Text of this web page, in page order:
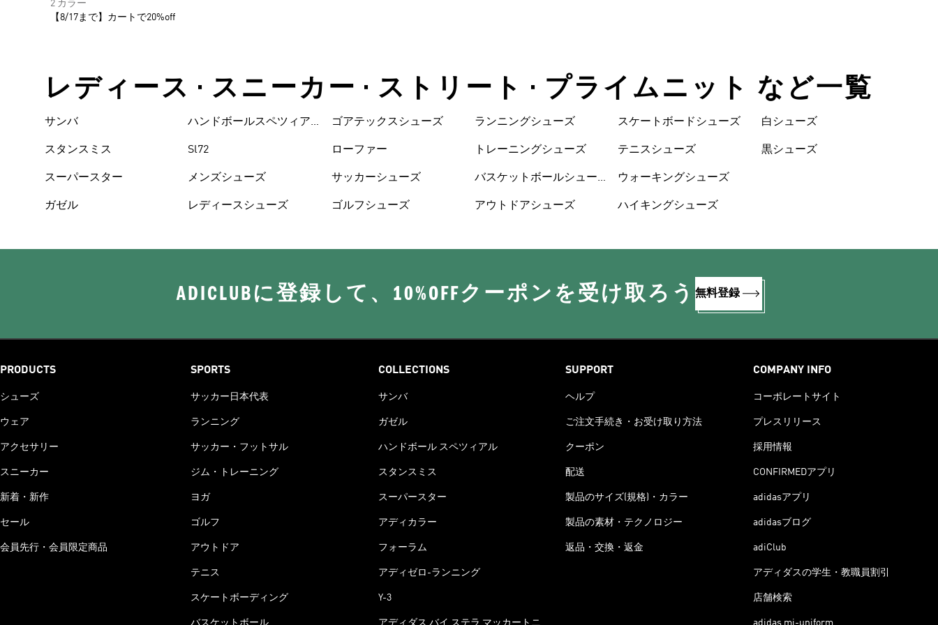
2 カラー
【8/17まで】カートで20%off
レディース • スニーカー • ストリート • プライムニット など一覧
サンバ
スタンスミス
スーパースター
ガゼル
ハンドボールスペツィア
Sl72
メンズシューズ
レディースシューズ
ゴアテックスシューズ
ローファー
サッカーシューズ
ゴルフシューズ
ランニングシューズ
トレーニングシューズ
バスケットボールシュー
アウトドアシューズ
スケートボードシューズ
テニスシューズ
ウォーキングシューズ
ハイキングシューズ
白シューズ
黒シューズ
ADICLUBに登録して、10%OFFクーポンを受け取ろう 無料登録
PRODUCTS
シューズ
ウェア
アクセサリー
スニーカー
新着・新作
セール
会員先行・会員限定商品
SPORTS
サッカー日本代表
ランニング
サッカー・フットサル
ジム・トレーニング
ヨガ
ゴルフ
アウトドア
テニス
スケートボーディング
バスケットボール
COLLECTIONS
サンバ
ガゼル
ハンドボール スペツィアル
スタンスミス
スーパースター
アディカラー
フォーラム
アディゼロ-ランニング
Y-3
アディダス バイ ステラ マッカートニ
SUPPORT
ヘルプ
ご注文手続き・お受け取り方法
クーポン
配送
製品のサイズ(規格)・カラー
製品の素材・テクノロジー
返品・交換・返金
COMPANY INFO
コーポレートサイト
プレスリリース
採用情報
CONFIRMEDアプリ
adidasアプリ
adidasブログ
adiClub
アディダスの学生・教職員割引
店舗検索
adidas mi-uniform